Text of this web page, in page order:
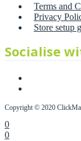
Terms and
Privacy
Store setup
Socialise
Copyright © 2020
0
0